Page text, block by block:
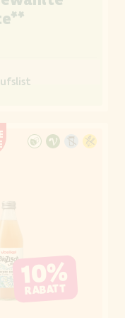
10%
RABATT